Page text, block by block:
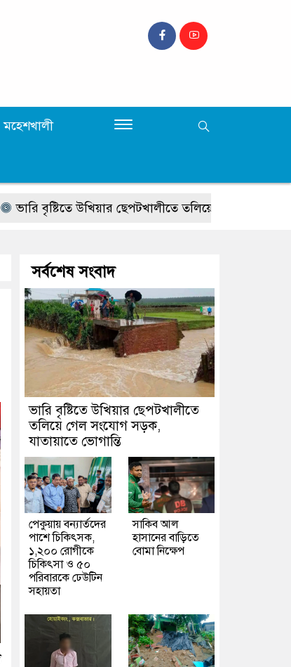
মহেশখালী
উখিয়ার ছেপটখালীতে তলিয়ে গেল সংযোগ সড়ক,
সর্বশেষ সংবাদ
ভারি বৃষ্টিতে উখিয়ার ছেপটখালীতে
তলিয়ে গেল সংযোগ সড়ক,
যাতায়াতে ভোগান্তি
পেকুয়ায় বন্যার্তদের
পাশে চিকিৎসক,
১,২০০ রোগীকে
চিকিৎসা ও ৫০
পরিবারকে ঢেউটিন
সহায়তা
সাকিব আল
হাসানের বাড়িতে
বোমা নিক্ষেপ